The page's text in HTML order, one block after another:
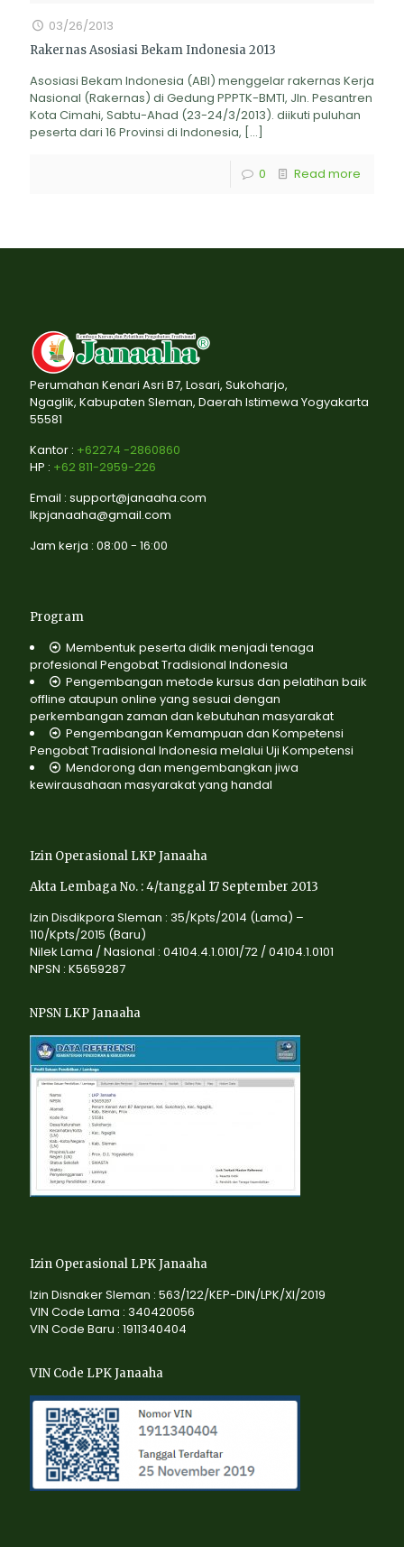
03/26/2013
Rakernas Asosiasi Bekam Indonesia 2013
Asosiasi Bekam Indonesia (ABI) menggelar rakernas Kerja
Nasional (Rakernas) di Gedung PPPTK-BMTI, Jln. Pesantren
Kota Cimahi, Sabtu-Ahad (23-24/3/2013). diikuti puluhan
peserta dari 16 Provinsi di Indonesia, […]
0 Read more
Perumahan Kenari Asri B7, Losari, Sukoharjo,
Ngaglik, Kabupaten Sleman, Daerah Istimewa Yogyakarta
55581
Kantor : +62274 -2860860
HP : +62 811-2959-226
Email : support@janaaha.com
lkpjanaaha@gmail.com
Jam kerja : 08:00 - 16:00
Program
Membentuk peserta didik menjadi tenaga
profesional Pengobat Tradisional Indonesia
Pengembangan metode kursus dan pelatihan baik
offline ataupun online yang sesuai dengan
perkembangan zaman dan kebutuhan masyarakat
Pengembangan Kemampuan dan Kompetensi
Pengobat Tradisional Indonesia melalui Uji Kompetensi
Mendorong dan mengembangkan jiwa
kewirausahaan masyarakat yang handal
Izin Operasional LKP Janaaha
Akta Lembaga No. : 4/tanggal 17 September 2013
Izin Disdikpora Sleman : 35/Kpts/2014 (Lama) –
110/Kpts/2015 (Baru)
Nilek Lama / Nasional : 04104.4.1.0101/72 / 04104.1.0101
NPSN : K5659287
NPSN LKP Janaaha
Izin Operasional LPK Janaaha
Izin Disnaker Sleman : 563/122/KEP-DIN/LPK/XI/2019
VIN Code Lama : 340420056
VIN Code Baru : 1911340404
VIN Code LPK Janaaha